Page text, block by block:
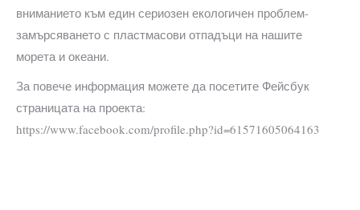
вниманието към един сериозен екологичен проблем-
замърсяването с пластмасови отпадъци на нашите
морета и океани.
За повече информация можете да посетите Фейсбук
страницата на проекта:
https://www.facebook.com/profile.php?id=61571605064163